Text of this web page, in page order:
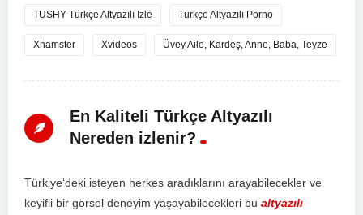
TUSHY Türkçe Altyazılı Izle Türkçe Altyazılı Porno
Xhamster Xvideos Üvey Aile, Kardeş, Anne, Baba, Teyze
En Kaliteli Türkçe Altyazılı
Nereden izlenir?
Türkiye‘deki isteyen herkes aradıklarını arayabilecekler ve
keyifli bir görsel deneyim yaşayabilecekleri bu altyazılı